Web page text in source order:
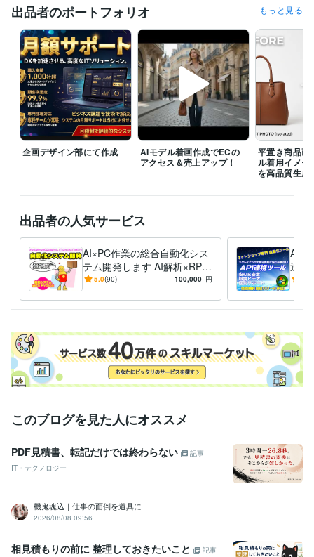
職歴
田辺テックシステム開発会社 2014年3月 ~ 現在
受賞歴
フランチャイズ含め全国600店　売上ランキング2位
資格・検定
ファイナンシャル・プランナー（CFP） 取得年 : 2024年
CGクリエイター検定ベーシック 取得年 : 1998年
乙種危険物取扱者 取得年 : 2003年
情報処理技術者（第二種情報処理技術者） 取得年 : 1997年
ビジネス・クリエイティブツール
Access:3年Excel:30年Google スプレッドシート:15年
Google ドキュメント:15年Numbers:15年BASE:10年
Makeshop:1年
Shopify:1年STORES:1年カラーミーショップ:1年
弥生会計:10年
UiPath:3年ChatGPT:2年Bard:1年
Adobe Photoshop:5年
Adobe Premiere Pro:5年
Adobe Illustrator:3年
Canva:3年MediBang Paint:10年
得意分野
ビジネス代行・事務代行 ネットショップ運営に関わるあらゆる相談
小売 販売 転売 amazon ヤフオク 画像加工
ヤフーオークション
フリマ
メルカリ
IT相談・システム開発 ①3大業務：データ取得ツールの開発 ②3大
オンラインショップ用自動画像加工ツール
管理システムの開発
自動化
学歴
語学力
英語 日常会話レベル
出品者のポートフォリオ もっと見る
企画デザイン部にて作成
AIモデル着画作成でECの
アクセス＆売上アップ！
平置き商品画
ル着用イメー
を高品質生成
出品者の人気サービス
AI×PC作業の総合自動化シス
テム開発します AI解析×RPA
⭐24時間サーバー稼働やロー
5.0(90) 100,000 円
API
送信
レイ
提供
このブログを見た人にオススメ
PDF見積書、転記だけでは終わらない
記事
IT・テクノロジー
機鬼魂込｜仕事の面倒を道具に
2026/08/08 09:56
相見積もりの前に 整理しておきたいこと
記事